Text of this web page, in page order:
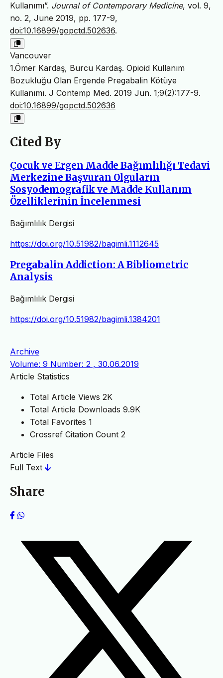
Kullanımı”. Journal of Contemporary Medicine, vol. 9,
no. 2, June 2019, pp. 177-9,
doi:10.16899/gopctd.502636.
Vancouver
1.Ömer Kardaş, Burcu Kardaş. Opioid Kullanım
Bozukluğu Olan Ergende Pregabalin Kötüye
Kullanımı. J Contemp Med. 2019 Jun. 1;9(2):177-9.
doi:10.16899/gopctd.502636
Cited By
Çocuk ve Ergen Madde Bağımlılığı Tedavi
Merkezine Başvuran Olguların
Sosyodemografik ve Madde Kullanım
Özelliklerinin İncelenmesi
Bağımlılık Dergisi
https://doi.org/10.51982/bagimli.1112645
Pregabalin Addiction: A Bibliometric
Analysis
Bağımlılık Dergisi
https://doi.org/10.51982/bagimli.1384201
Archive
Volume: 9 Number: 2 , 30.06.2019
Article Statistics
Total Article Views 2K
Total Article Downloads 9.9K
Total Favorites 1
Crossref Citation Count 2
Article Files
Full Text
Share